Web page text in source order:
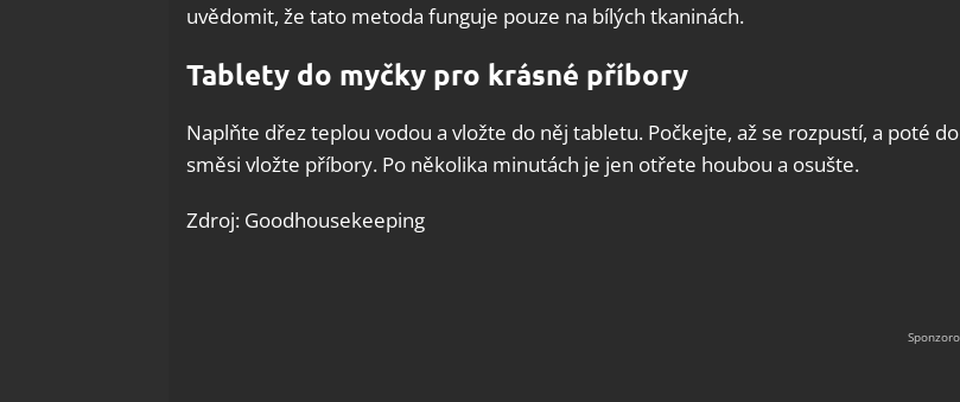
uvědomit, že tato metoda funguje pouze na bílých tkaninách.
Tablety do myčky pro krásné příbory
Naplňte dřez teplou vodou a vložte do něj tabletu. Počkejte, až se rozpustí, a poté do
směsi vložte příbory. Po několika minutách je jen otřete houbou a osušte.
Zdroj: Goodhousekeeping